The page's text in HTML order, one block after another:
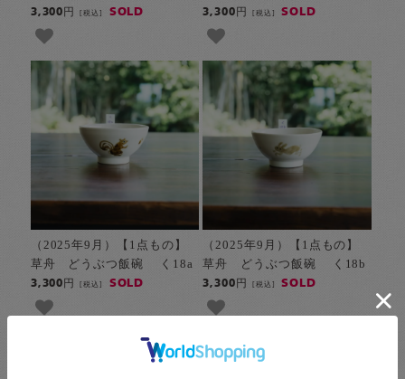
3,300円[税込] SOLD 3,300円 [税込] SOLD
（2025年9月）【1点もの】
草舟 どうぶつ飯碗 く18a
3,300円[税込] SOLD
（2025年9月）【1点もの】
草舟 どうぶつ飯碗 く18b
3,300円 [税込] SOLD